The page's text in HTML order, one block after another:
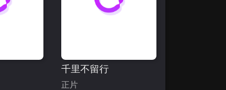
千里不留行
正片